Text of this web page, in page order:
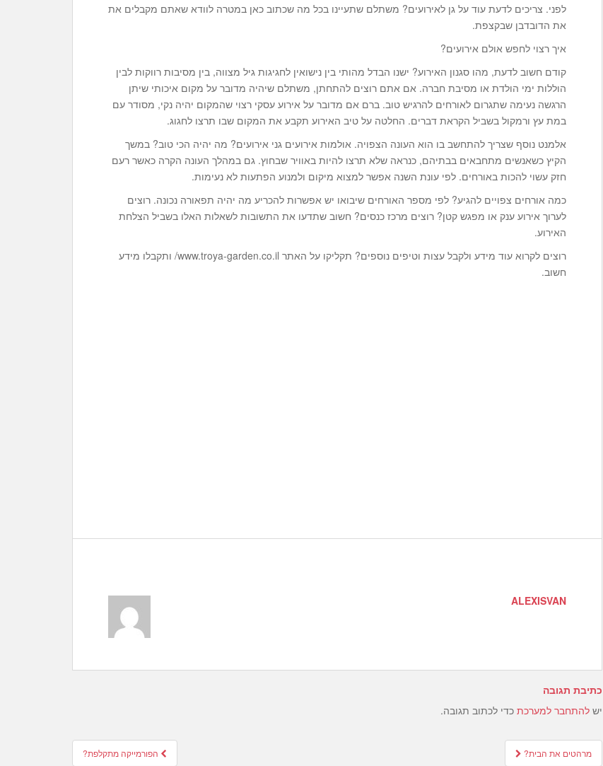
לפני. צריכים לדעת עוד על גן לאירועים? משתלם שתעיינו בכל מה שכתוב כאן במטרה לוודא שאתם מקבלים את
את הדובדבן שבקצפת.
איך רצוי לחפש אולם אירועים?
קודם חשוב לדעת, מהו סגנון האירוע? ישנו הבדל מהותי בין נישואין לחגיגות גיל מצווה, בין מסיבות רווקות לבין
הוללות ימי הולדת או מסיבת חברה. אם אתם רוצים להתחתן, משתלם שיהיה מדובר על מקום איכותי שיתן
הרגשה נעימה שתגרום לאורחים להרגיש טוב. ברם אם מדובר על אירוע עסקי רצוי שהמקום יהיה נקי, מסודר עם
במת עץ ורמקול בשביל הקראת דברים. החלטה על טיב האירוע תקבע את המקום שבו תרצו לחגוג.
אלמנט נוסף שצריך להתחשב בו הוא העונה הצפויה. אולמות אירועים גני אירועים? מה יהיה הכי טוב? במשך
הקיץ כשאנשים מתחבאים בבתיהם, כנראה שלא תרצו להיות באוויר שבחוץ. גם במהלך העונה הקרה כאשר רעם
חזק עשוי להכות באורחים. לפי עונת השנה אפשר למצוא מיקום ולמנוע הפתעות לא נעימות.
כמה אורחים צפויים להגיע? לפי מספר האורחים שיבואו יש אפשרות להכריע מה יהיה תפאורה נכונה. רוצים
לערוך אירוע ענק או מפגש קטן? רוצים מרכז כנסים? חשוב שתדעו את התשובות לשאלות האלו בשביל הצלחת
האירוע.
רוצים לקרוא עוד מידע ולקבל עצות וטיפים נוספים? תקליקו על האתר www.troya-garden.co.il/ ותקבלו מידע
חשוב.
ALEXISVAN
כתיבת תגובה
יש להתחבר למערכת כדי לכתוב תגובה.
Post הפורמייקה מתקלפת? מרהטים את הבית?